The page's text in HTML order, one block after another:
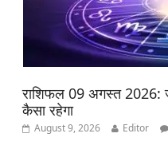
राशिफल 09 अगस्त 2026:
कैसा रहेगा
August 9, 2026 Editor